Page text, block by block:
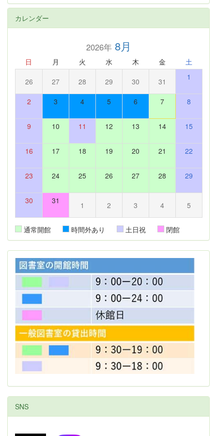
カレンダー
2026年8月
日 月 火 水 木 金 土
26 27 28 29 30 31 1
2 3 4 5 6 7 8
9 10 11 12 13 14 15
16 17 18 19 20 21 22
23 24 25 26 27 28 29
30 31 1 2 3 4 5
通常開館 時間外あり 土日祝 閉館
SNS